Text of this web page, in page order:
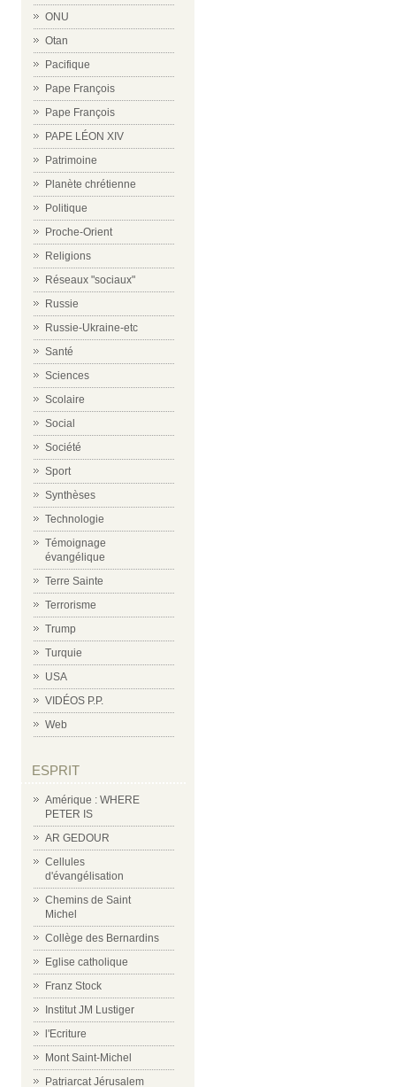
ONU
Otan
Pacifique
Pape François
Pape François
PAPE LÉON XIV
Patrimoine
Planète chrétienne
Politique
Proche-Orient
Religions
Réseaux "sociaux"
Russie
Russie-Ukraine-etc
Santé
Sciences
Scolaire
Social
Société
Sport
Synthèses
Technologie
Témoignage
évangélique
Terre Sainte
Terrorisme
Trump
Turquie
USA
VIDÉOS P.P.
Web
ESPRIT
Amérique : WHERE
PETER IS
AR GEDOUR
Cellules
d'évangélisation
Chemins de Saint
Michel
Collège des Bernardins
Eglise catholique
Franz Stock
Institut JM Lustiger
l'Ecriture
Mont Saint-Michel
Patriarcat Jérusalem